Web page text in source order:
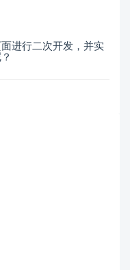
进行二次开发，并实